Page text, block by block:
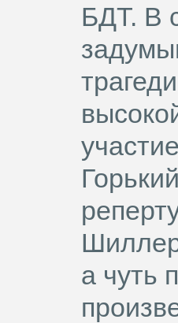
БДТ. В
а чуть